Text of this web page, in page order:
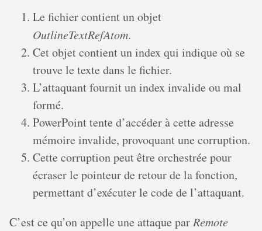
Le fichier contient un objet
OutlineTextRefAtom.
Cet objet contient un index qui indique où se
trouve le texte dans le fichier.
L’attaquant fournit un index invalide ou mal
formé.
PowerPoint tente d’accéder à cette adresse
mémoire invalide, provoquant une corruption.
Cette corruption peut être orchestrée pour
écraser le pointeur de retour de la fonction,
permettant d’exécuter le code de l’attaquant.
C’est ce qu’on appelle une attaque parRemote